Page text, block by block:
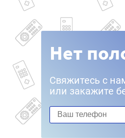
Нет
Свяжитесь с
или закажите